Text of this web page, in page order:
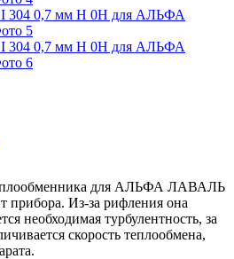
для АЛЬФА ЛАВАЛЬ
прибора. Из-за рифления она
необходимая турбулентность, за
скорость теплообмена,